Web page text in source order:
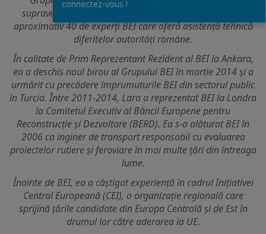
supraveghează cel mai mare birou al Grupului BEI, cu
aproximativ 40 de experți BEI care oferă asistență tehnică
diferitelor autorități române.
În calitate de Prim Reprezentant Rezident al BEI la Ankara,
ea a deschis noul birou al Grupului BEI în martie 2014 și a
urmărit cu precădere împrumuturile BEI din sectorul public
în Turcia. Între 2011-2014, Lara a reprezentat BEI la Londra
la Comitetul Executiv al Băncii Europene pentru
Reconstrucție și Dezvoltare (BERD). Ea s-a alăturat BEI în
2006 ca inginer de transport responsabil cu evaluarea
proiectelor rutiere și feroviare în mai multe țări din întreaga
lume.
Înainte de BEI, ea a câștigat experiență în cadrul Inițiativei
Central Europeană (CEI), o organizație regională care
sprijină țările candidate din Europa Centrală și de Est în
drumul lor către aderarea la UE.
connectez-vous !